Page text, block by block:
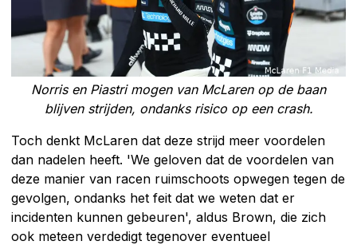
Norris en Piastri mogen van McLaren op de baan
blijven strijden, ondanks risico op een crash.
Toch denkt McLaren dat deze strijd meer voordelen
dan nadelen heeft. 'We geloven dat de voordelen van
deze manier van racen ruimschoots opwegen tegen de
gevolgen, ondanks het feit dat we weten dat er
incidenten kunnen gebeuren', aldus Brown, die zich
ook meteen verdedigt tegenover eventueel